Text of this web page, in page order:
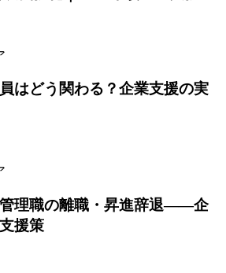
はどう関わる？企業支援の実
理職の離職・昇進辞退——企
援策